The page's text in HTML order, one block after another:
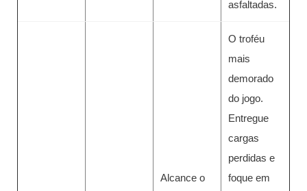
asfaltadas.
Alcance o
O troféu
mais
demorado
do jogo.
Entregue
cargas
perdidas e
foque em